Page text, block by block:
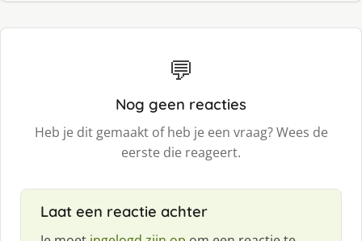
💬
Nog geen reacties
Heb je dit gemaakt of heb je een vraag? Wees de
eerste die reageert.
Laat een reactie achter